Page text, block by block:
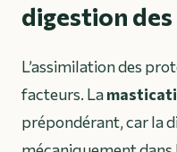
digestion
L’assimilation des
facteurs. La
prépondérant, car la